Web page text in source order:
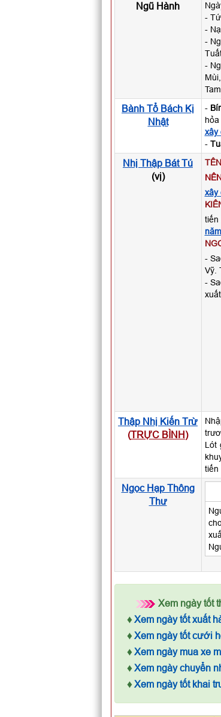
Ngũ Hành
-
-
-
-
Bành Tổ Bách Kị
Nhật
-
xây
-
Nhị Thập Bát Tú
(vị)
xây
-
Vỹ.
-
Thập Nhị Kiến Trừ
(TRỰC BÌNH)
Lót
tiến
Ngọc Hạp Thông
Thư
Xem ngày tốt
♦ Xem ngày tốt xuất
♦ Xem ngày tốt cưới
♦ Xem ngày mua xe
♦ Xem ngày chuyển
♦ Xem ngày tốt khai